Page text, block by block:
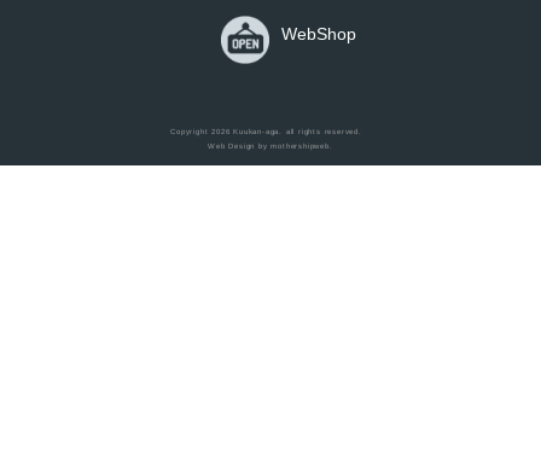
WebShop
Copyright 2026Kuukan-aga
. all rights reserved.
Web Design bymothershipweb
Items